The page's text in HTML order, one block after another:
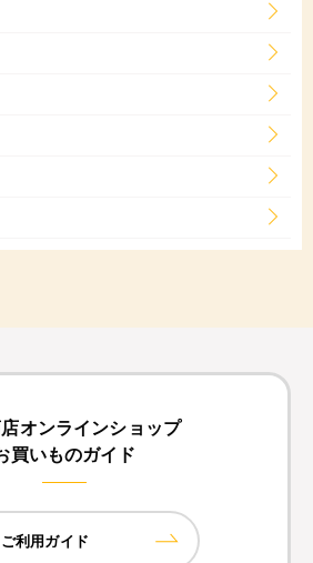
オンラインショップ
買いものガイド
ご利用ガイド